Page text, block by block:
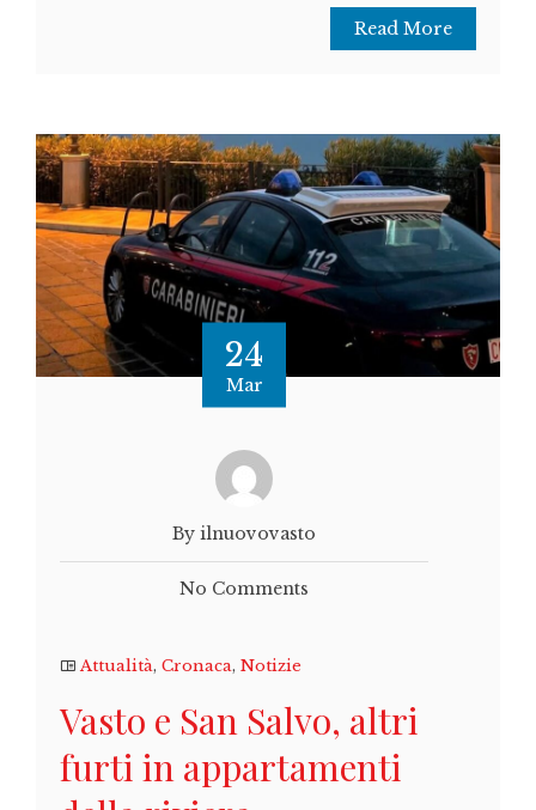
Read More
24
Mar
By ilnuovovasto
No Comments
Attualità, Cronaca, Notizie
Vasto e San Salvo, altri
furti in appartamenti